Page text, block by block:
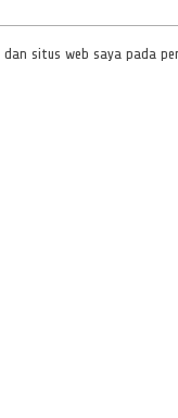
dan situs web saya pada